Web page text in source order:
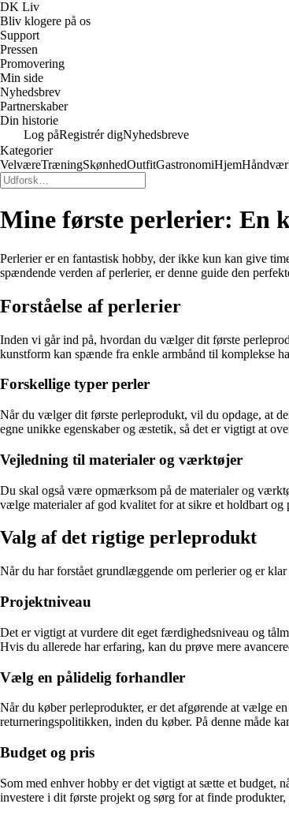
DK Liv
Bliv klogere på os
Support
Pressen
Promovering
Min side
Nyhedsbrev
Partnerskaber
Din historie
Log påRegistrér digNyhedsbreve
Kategorier
VelværeTræningSkønhedOutfitGastronomiHjem
Mine første perlerier: En
Perlerier er en fantastisk hobby, der ikke kun kan give
spændende verden af perlerier, er denne guide den
Forståelse af perlerier
Inden vi går ind på, hvordan du vælger dit første
kunstform kan spænde fra enkle armbånd til komplekse
Forskellige typer perler
Når du vælger dit første perleprodukt, vil du opdage, at
egne unikke egenskaber og æstetik, så det er vigtigt at
Vejledning til materialer og værktøjer
Du skal også være opmærksom på de materialer og
vælge materialer af god kvalitet for at sikre et holdbart og
Valg af det rigtige perleprodukt
Når du har forstået grundlæggende om perlerier og er
Projektniveau
Det er vigtigt at vurdere dit eget færdighedsniveau og
Hvis du allerede har erfaring, kan du prøve mere
Vælg en pålidelig forhandler
Når du køber perleprodukter, er det afgørende at vælge
returneringspolitikken, inden du køber. På denne måde
Budget og pris
Som med enhver hobby er det vigtigt at sætte et budget,
investere i dit første projekt og sørg for at finde